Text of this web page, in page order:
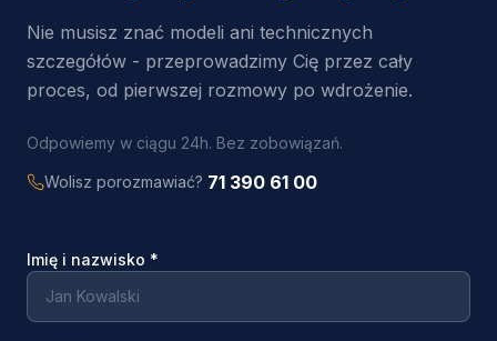
Nie musisz znać modeli ani technicznych
szczegółów - przeprowadzimy Cię przez cały
proces, od pierwszej rozmowy po wdrożenie.
Odpowiemy w ciągu 24h. Bez zobowiązań.
Wolisz porozmawiać? 71 390 61 00
Imię i nazwisko *